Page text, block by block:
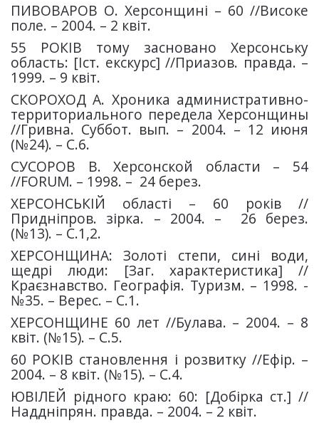
ПИВОВАРОВ О. Херсонщині – 60 //Високе
поле. – 2004. – 2 квіт.
55 РОКІВ тому засновано Херсонську
область: [Іст. екскурс] //Приазов. правда. –
1999. – 9 квіт.
СКОРОХОД А. Хроника административно-
территориального передела Херсонщины
//Гривна. Суббот. вып. – 2004. – 12 июня
(№24). – С.6.
СУСОРОВ В. Херсонской области – 54
//FORUM. – 1998. – 24 берез.
ХЕРСОНСЬКІЙ області – 60 років //
Придніпров. зірка. – 2004. – 26 берез.
(№13). – С.1,2.
ХЕРСОНЩИНА: Золоті степи, сині води,
щедрі люди: [Заг. характеристика] //
Краєзнавство. Географія. Туризм. – 1998. -
№35. – Верес. – С.1.
ХЕРСОНЩИНЕ 60 лет //Булава. – 2004. – 8
квіт. (№15). – С.5.
60 РОКІВ становлення і розвитку //Ефір. –
2004. – 8 квіт. (№15). – С.4.
ЮВІЛЕЙ рідного краю: 60: [Добірка ст.] //
Наддніпрян. правда. – 2004. – 2 квіт.